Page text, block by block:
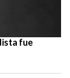
fue